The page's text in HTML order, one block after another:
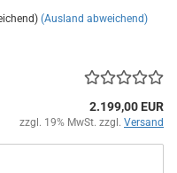
(Ausland abweichend)
2.199,00 EUR
zzgl. 19% MwSt. zzgl. Versand